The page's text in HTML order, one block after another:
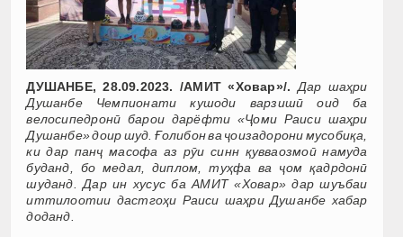
ДУШАНБЕ, 28.09.2023. /АМИТ«Ховар»/. Дар шаҳри
Душанбе Чемпионати кушоди варзишӣ оид ба
велосипедронӣ барои дарёфти «Ҷоми Раиси шаҳри
Душанбе»доир шуд. Ғолибон ва ҷоизадорони мусобиқа,
ки дар панҷ масофа аз рӯи синн қувваозмоӣ намуда
буданд, бо медал, диплом, туҳфа ва ҷом қадрдонӣ
шуданд. Дар ин хусус ба АМИТ«Ховар» дар шуъбаи
иттилоотии дастгоҳи Раиси шаҳри Душанбе хабар
доданд.